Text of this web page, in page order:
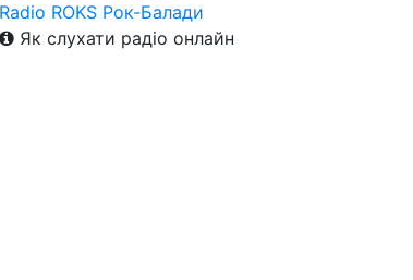
Radio ROKS Рок-Балади
Як слухати радіо онлайн